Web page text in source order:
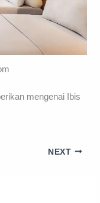
mengenai Ibis
NEXT